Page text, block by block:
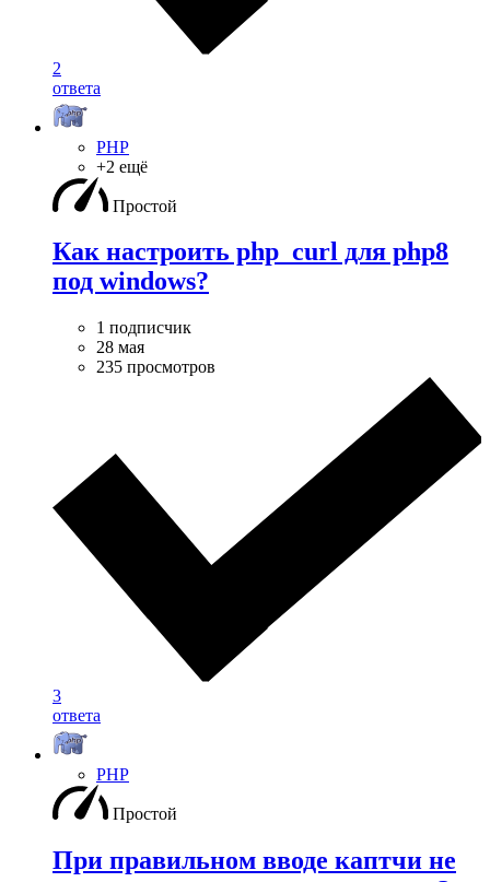
2
ответа
PHP
+2 ещё
Простой
Как настроить php_curl для php8
под windows?
1 подписчик
28 мая
235 просмотров
3
ответа
PHP
Простой
При правильном вводе каптчи не